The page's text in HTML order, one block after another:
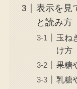
表示を見
と読み方
玉ね
け方
果糖
乳糖